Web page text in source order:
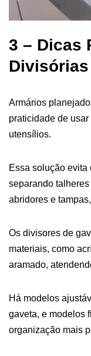
3 – Dicas
Armários
praticidade de
utensílios.
Essa solução evita
separando
abridores e
Os divisores de
materiais, como
aramado,
Há modelos
gaveta, e modelos
organização mais